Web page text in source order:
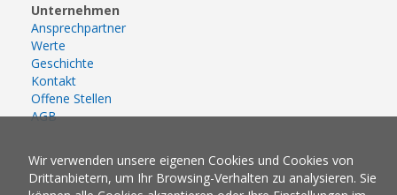
Unternehmen
Ansprechpartner
Werte
Geschichte
Kontakt
Offene Stellen
AGB
Wir verwenden unsere eigenen Cookies und Cookies von
Drittanbietern, um Ihr Browsing-Verhalten zu analysieren. Sie